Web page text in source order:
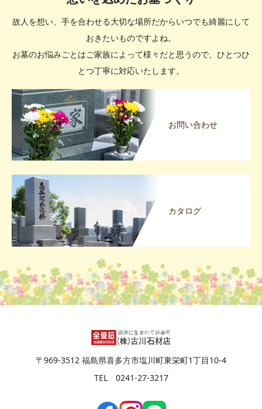
故人を想い、手を合わせる大切な場所だからいつでも綺麗にして
おきたいものですよね。
お墓のお悩みごとはご家族によって様々だと思うので、ひとつひ
とつ丁寧に対応いたします。
お問い合わせ
カタログ
〒969-3512 福島県喜多方市塩川町東栄町1丁目10-4
TEL 0241-27-3217